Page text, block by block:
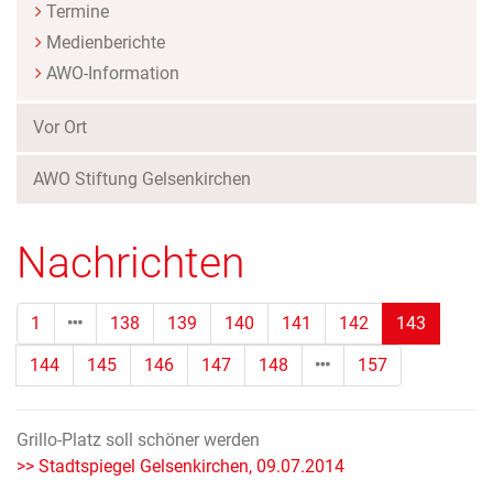
Termine
Medienberichte
AWO-Information
Vor Ort
AWO Stiftung Gelsenkirchen
Nachrichten
1 138 139 140 141 142 143
144 145 146 147 148 157
Grillo-Platz soll schöner werden
>> Stadtspiegel Gelsenkirchen, 09.07.2014